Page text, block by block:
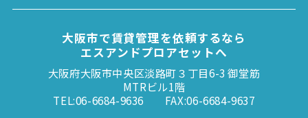
大阪市で賃貸管理を依頼するなら
エスアンドプロアセットへ
大阪府大阪市中央区淡路町３丁目6-3 御堂筋
MTRビル1階
TEL:06-6684-9636
FAX:06-6684-9637